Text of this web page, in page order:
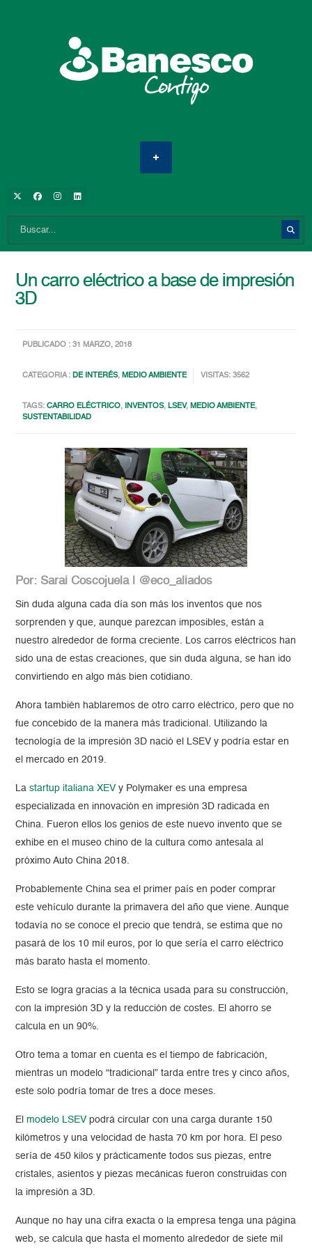
Un carro eléctrico a base de impresión
3D
PUBLICADO : 31 MARZO, 2018
CATEGORIA :DE INTERÉS,MEDIO AMBIENTE VISITAS: 3562
TAGS:CARRO ELÉCTRICO, INVENTOS,LSEV,MEDIO AMBIENTE,
SUSTENTABILIDAD
Por: Sarai Coscojuela | @eco_aliados
Sin duda alguna cada día son más los inventos que nos
sorprenden y que, aunque parezcan imposibles, están a
nuestro alrededor de forma creciente. Los carros eléctricos han
sido una de estas creaciones, que sin duda alguna, se han ido
convirtiendo en algo más bien cotidiano.
Ahora también hablaremos de otro carro eléctrico, pero que no
fue concebido de la manera más tradicional. Utilizando la
tecnología de la impresión 3D nació el LSEV y podría estar en
el mercado en 2019.
Lastartup italiana XEV y Polymaker es una empresa
especializada en innovación en impresión 3D radicada en
China. Fueron ellos los genios de este nuevo invento que se
exhibe en el museo chino de la cultura como antesala al
próximo Auto China 2018.
Probablemente China sea el primer país en poder comprar
este vehículo durante la primavera del año que viene. Aunque
todavía no se conoce el precio que tendrá, se estima que no
pasará de los 10 mil euros, por lo que sería el carro eléctrico
más barato hasta el momento.
Esto se logra gracias a la técnica usada para su construcción,
con la impresión 3D y la reducción de costes. El ahorro se
calcula en un 90%.
Otro tema a tomar en cuenta es el tiempo de fabricación,
mientras un modelo “tradicional” tarda entre tres y cinco años,
este solo podría tomar de tres a doce meses.
Elmodelo LSEV podrá circular con una carga durante 150
kilómetros y una velocidad de hasta 70 km por hora. El peso
sería de 450 kilos y prácticamente todos sus piezas, entre
cristales, asientos y piezas mecánicas fueron construidas con
la impresión a 3D.
Aunque no hay una cifra exacta o la empresa tenga una página
web, se calcula que hasta el momento alrededor de siete mil